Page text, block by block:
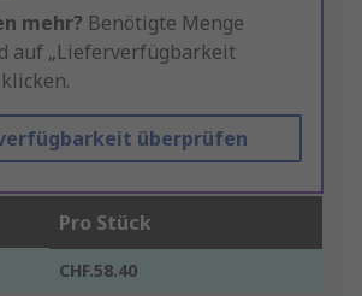
mehr? Benötigte Menge
auf „Lieferverfügbarkeit
überprüfen
Pro Stück
CHF.58.40